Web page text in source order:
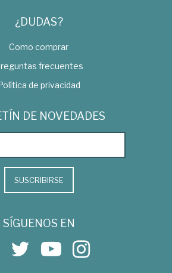
¿DUDAS?
Como comprar
frecuentes
de privacidad
DE NOVEDADES
SUSCRIBIRSE
SÍGUENOS EN